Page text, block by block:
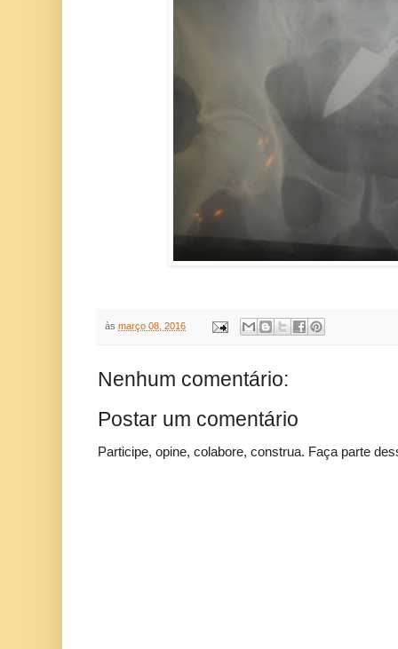
às março 08, 2016
Nenhum comentário:
Postar um comentário
Participe, opine, colabore, construa. Faça parte